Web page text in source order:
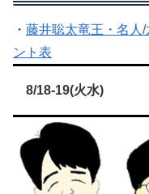
・ 藤井聡太竜王・名人
ント表
8/18-19(火水)